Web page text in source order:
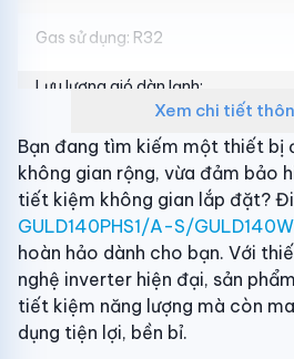
Gas sử dụng: R32
Lưu lượng gió dàn lạnh:
2.200/2.000/1.800/1.500 m3/giờ
Độ ồn dàn lạnh:44/43/41/39
Độ ồn dàn nóng:58 dB(A)
Thông số kích thước/Lắp đặt
Kiểu lắp đặt:Âm trần nối ống gió
Kích thước dàn lạnh:
134cm x 65.5cm x 26cm
Xem chi tiết
Bạn đang tìm kiếm một thiết bị
không gian rộng, vừa đảm bảo
tiết kiệm không gian lắp đặt?
GULD140PHS1/A-S/
hoàn hảo dành cho bạn. Với
nghệ inverter hiện đại, sản
tiết kiệm năng lượng mà còn
dụng tiện lợi, bền bỉ.